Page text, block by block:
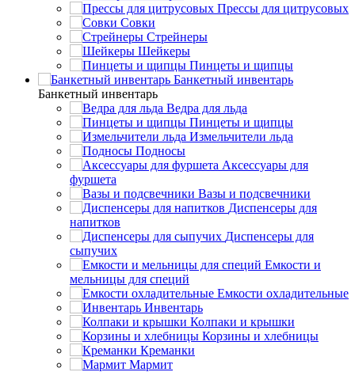
Прессы для цитрусовых
Совки
Стрейнеры
Шейкеры
Пинцеты и щипцы
Банкетный инвентарь
Банкетный инвентарь
Ведра для льда
Пинцеты и щипцы
Измельчители льда
Подносы
Аксессуары для
фуршета
Вазы и подсвечники
Диспенсеры для
напитков
Диспенсеры для
сыпучих
Емкости и
мельницы для специй
Емкости охладительные
Инвентарь
Колпаки и крышки
Корзины и хлебницы
Креманки
Мармит